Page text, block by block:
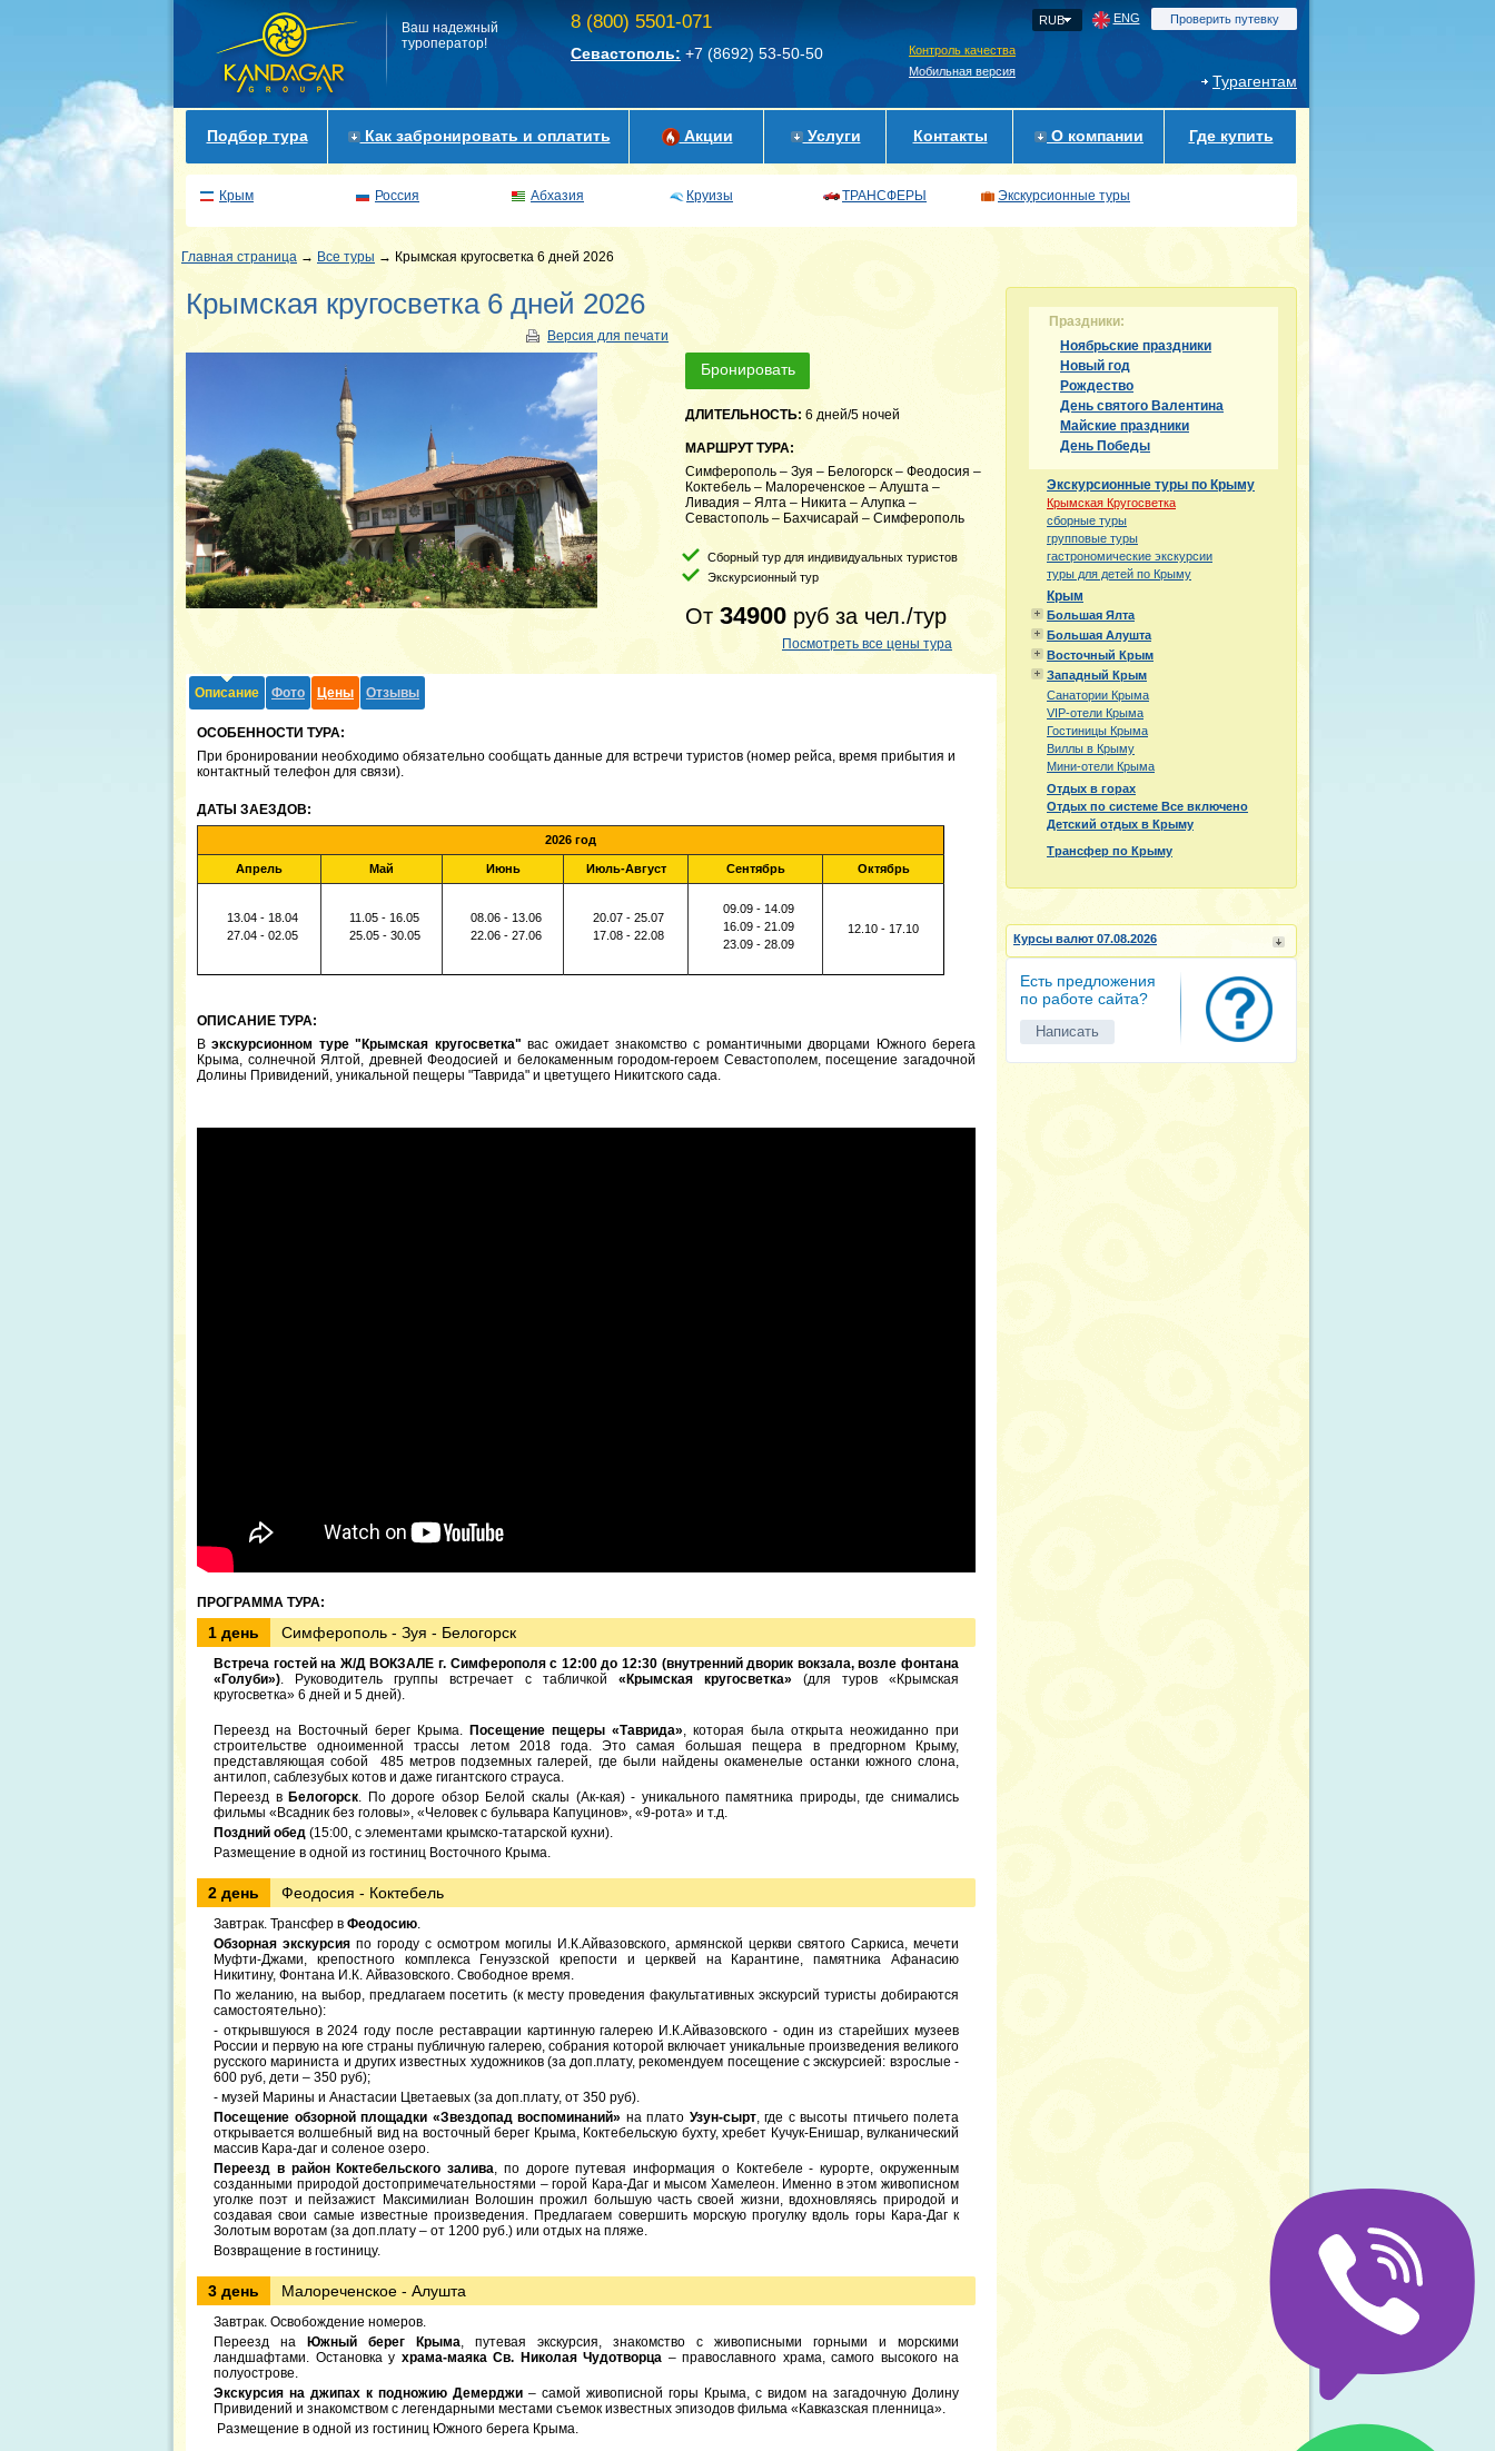
Ваш надежный
туроператор!
8 (800) 5501-071
Севастополь: +7 (8692) 53-50-50
Контроль качества
Мобильная версия
RUB ENG Проверить путевку
Турагентам
Подбор тура Как забронировать и оплатить Акции Услуги Контакты О компании Где купить
Крым Россия Абхазия Круизы ТРАНСФЕРЫ Экскурсионные туры
Главная страница → Все туры → Крымская кругосветка 6 дней 2026
Крымская кругосветка 6 дней 2026
Версия для печати
Бронировать
ДЛИТЕЛЬНОСТЬ: 6 дней/5 ночей
МАРШРУТ ТУРА:
Симферополь – Зуя – Белогорск – Феодосия –
Коктебель – Малореченское – Алушта –
Ливадия – Ялта – Никита – Алупка –
Севастополь – Бахчисарай – Симферополь
Сборный тур для индивидуальных туристов
Экскурсионный тур
От 34900 руб за чел./тур
Посмотреть все цены тура
Описание Фото Цены Отзывы
ОСОБЕННОСТИ ТУРА:
При бронировании необходимо обязательно сообщать данные для встречи туристов (номер рейса, время прибытия и
контактный телефон для связи).
ДАТЫ ЗАЕЗДОВ:
2026 год
Апрель Май Июнь Июль-Август Сентябрь Октябрь
13.04 - 18.04
27.04 - 02.05
11.05 - 16.05
25.05 - 30.05
08.06 - 13.06
22.06 - 27.06
20.07 - 25.07
17.08 - 22.08
09.09 - 14.09
16.09 - 21.09
23.09 - 28.09
12.10 - 17.10
ОПИСАНИЕ ТУРА:
Вэкскурсионном туре "Крымская кругосветка" вас ожидает знакомство с романтичными дворцами Южного берега
Крыма, солнечной Ялтой, древней Феодосией и белокаменным городом-героем Севастополем, посещение загадочной
Долины Привидений, уникальной пещеры "Таврида" и цветущего Никитского сада.
ПРОГРАММА ТУРА:
1 день Симферополь - Зуя - Белогорск
Встреча гостей на Ж/Д ВОКЗАЛЕ г. Симферополя с 12:00 до 12:30 (внутренний дворик вокзала, возле фонтана
«Голуби»). Руководитель группы встречает с табличкой «Крымская кругосветка» (для туров «Крымская
кругосветка» 6 дней и 5 дней).
Переезд на Восточный берег Крыма. Посещение пещеры «Таврида», которая была открыта неожиданно при
строительстве одноименной трассы летом 2018 года. Это самая большая пещера в предгорном Крыму,
представляющая собой 485 метров подземных галерей, где были найдены окаменелые останки южного слона,
антилоп, саблезубых котов и даже гигантского страуса.
Переезд в Белогорск. По дороге обзор Белой скалы (Ак-кая) - уникального памятника природы, где снимались
фильмы «Всадник без головы», «Человек с бульвара Капуцинов», «9-рота» и т.д.
Поздний обед (15:00, с элементами крымско-татарской кухни).
Размещение в одной из гостиниц Восточного Крыма.
2 день Феодосия - Коктебель
Завтрак. Трансфер в Феодосию.
Обзорная экскурсия по городу с осмотром могилы И.К.Айвазовского, армянской церкви святого Саркиса, мечети
Муфти-Джами, крепостного комплекса Генуэзской крепости и церквей на Карантине, памятника Афанасию
Никитину, Фонтана И.К. Айвазовского. Свободное время.
По желанию, на выбор, предлагаем посетить (к месту проведения факультативных экскурсий туристы добираются
самостоятельно):
- открывшуюся в 2024 году после реставрации картинную галерею И.К.Айвазовского - один из старейших музеев
России и первую на юге страны публичную галерею, собрания которой включает уникальные произведения великого
русского мариниста и других известных художников (за доп.плату, рекомендуем посещение с экскурсией: взрослые -
600 руб, дети – 350 руб);
- музей Марины и Анастасии Цветаевых (за доп.плату, от 350 руб).
Посещение обзорной площадки «Звездопад воспоминаний» на плато Узун-сырт, где с высоты птичьего полета
открывается волшебный вид на восточный берег Крыма, Коктебельскую бухту, хребет Кучук-Енишар, вулканический
массив Кара-даг и соленое озеро.
Переезд в район Коктебельского залива, по дороге путевая информация о Коктебеле - курорте, окруженным
созданными природой достопримечательностями – горой Кара-Даг и мысом Хамелеон. Именно в этом живописном
уголке поэт и пейзажист Максимилиан Волошин прожил большую часть своей жизни, вдохновляясь природой и
создавая свои самые известные произведения. Предлагаем совершить морскую прогулку вдоль горы Кара-Даг к
Золотым воротам (за доп.плату – от 1200 руб.) или отдых на пляже.
Возвращение в гостиницу.
3 день Малореченское - Алушта
Завтрак. Освобождение номеров.
Переезд на
Южный берег Крыма, путевая экскурсия, знакомство с живописными горными и морскими
ландшафтами. Остановка у храма-маяка Св. Николая Чудотворца – православного храма, самого высокого на
полуострове.
Экскурсия на джипах к подножию Демерджи – самой живописной горы Крыма, с видом на загадочную Долину
Привидений и знакомством с легендарными местами съемок известных эпизодов фильма «Кавказская пленница».
Размещение в одной из гостиниц Южного берега Крыма.
Праздники:
Ноябрьские праздники
Новый год
Рождество
День святого Валентина
Майские праздники
День Победы
Экскурсионные туры по Крыму
Крымская Кругосветка
сборные туры
групповые туры
гастрономические экскурсии
туры для детей по Крыму
Крым
Большая Ялта
Большая Алушта
Восточный Крым
Западный Крым
Санатории Крыма
VIP-отели Крыма
Гостиницы Крыма
Виллы в Крыму
Мини-отели Крыма
Отдых в горах
Отдых по системе Все включено
Детский отдых в Крыму
Трансфер по Крыму
Курсы валют 07.08.2026
Есть предложения
по работе сайта?
Написать